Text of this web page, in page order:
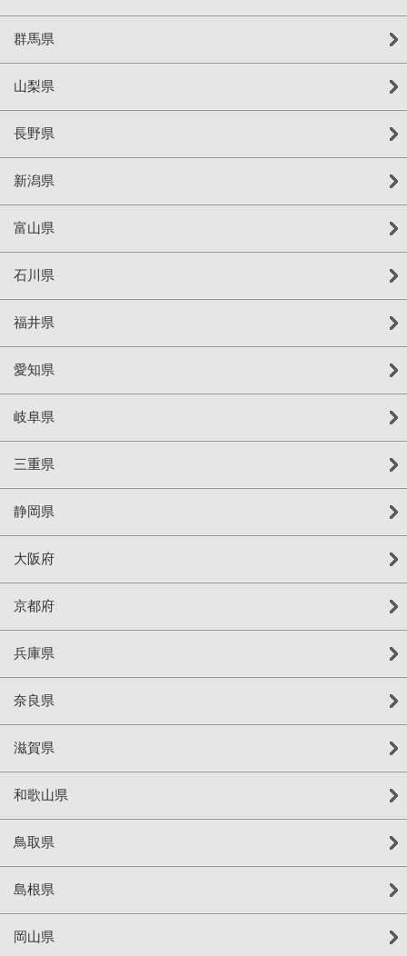
群馬県
山梨県
長野県
新潟県
富山県
石川県
福井県
愛知県
岐阜県
三重県
静岡県
大阪府
京都府
兵庫県
奈良県
滋賀県
和歌山県
鳥取県
島根県
岡山県